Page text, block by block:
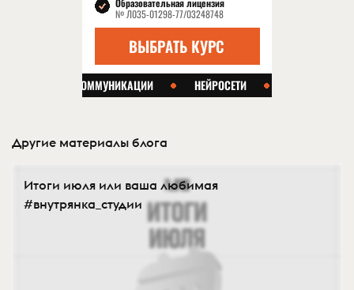
Другие материалы блога
Итоги июля или ваша любимая
#внутрянка_студии